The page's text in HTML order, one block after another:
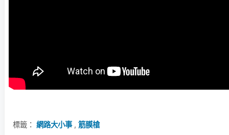
標籤： 網路大小事, 筋膜槍